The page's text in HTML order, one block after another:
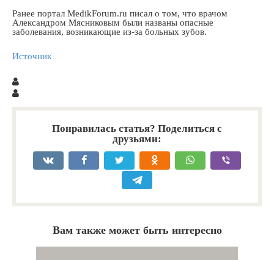
Ранее портал MedikForum.ru писал о том, что врачом
Александром Мясниковым были названы опасные
заболевания, возникающие из-за больных зубов.
Источник
Понравилась статья? Поделиться с
друзьями:
Вам также может быть интересно